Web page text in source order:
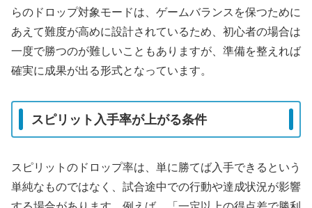
らのドロップ対象モードは、ゲームバランスを保つために
あえて難度が高めに設計されているため、初心者の場合は
一度で勝つのが難しいこともありますが、準備を整えれば
確実に成果が出る形式となっています。
スピリット入手率が上がる条件
スピリットのドロップ率は、単に勝てば入手できるという
単純なものではなく、試合途中での行動や達成状況が影響